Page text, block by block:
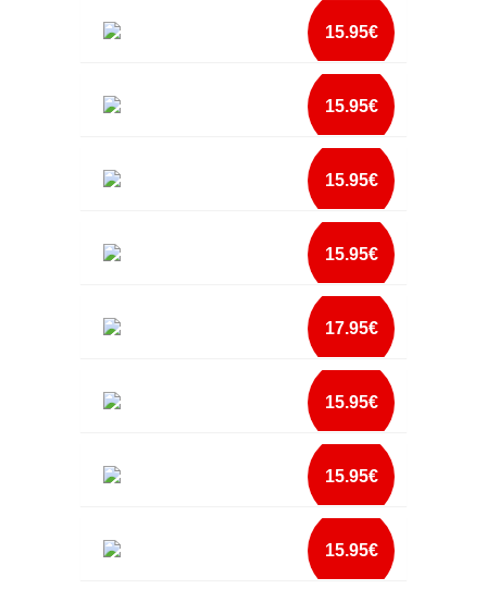
mais info
add à lista
ALMOFADA PADRINHO TU ÉS O MÁXIMO
mais info
add à lista
15.95€
mais info
add à lista
15.95€
ALMOFADA PARA A MADRINHA MAIS FOFA
DO MUNDO
mais info
add à lista
15.95€
ALMOFADA PARA A MELHOR MÃE DO
MUNDO
mais info
add à lista
15.95€
ALMOFADA PARA O MELHOR PADRINHO DO
MUNDO
mais info
add à lista
17.95€
mais info
add à lista
15.95€
ALMOFADA PERSONALIZADA A MAE MAIS
FOFA DO MUNDO
mais info
add à lista
15.95€
ALMOFADA PERSONALIZADA A PRENDA
SOU EU
15.95€